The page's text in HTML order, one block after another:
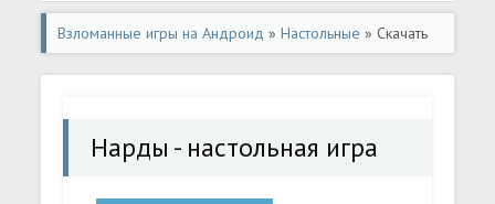
Взломанные игры на Андроид »Настольные » Скачать
Нарды - настольная игра (Много денег) на Андроид
Нарды - настольная игра